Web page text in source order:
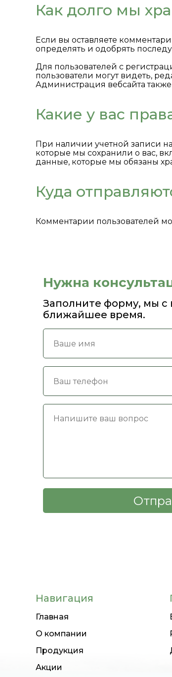
Как долго мы
Если вы оставляете
определять и одобрять
Для пользователей с
пользователи могут видеть,
Администрация вебсайта
Какие у вас
При наличии учетной записи
которые мы сохранили о вас,
данные, которые мы обязаны
Куда
Комментарии пользователей
Нужна
Заполните форму, мы с
ближайшее время.
Навигация
Главная
О компании
Продукция
Акции